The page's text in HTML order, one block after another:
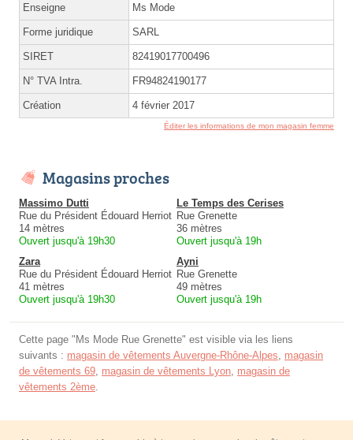
Enseigne Ms Mode
Forme juridique SARL
SIRET 82419017700496
N° TVA Intra. FR94824190177
Création 4 février 2017
Éditer les informations de mon magasin femme
Magasins proches
Massimo Dutti
Rue du Président Édouard Herriot
14 mètres
Ouvert jusqu'à 19h30
Le Temps des Cerises
Rue Grenette
36 mètres
Ouvert jusqu'à 19h
Zara
Rue du Président Édouard Herriot
41 mètres
Ouvert jusqu'à 19h30
Ayni
Rue Grenette
49 mètres
Ouvert jusqu'à 19h
Cette page "Ms Mode Rue Grenette" est visible via les liens
suivants : magasin de vêtements Auvergne-Rhône-Alpes
magasin
de vêtements 69 magasin de vêtements Lyon magasin de
vêtements 2ème